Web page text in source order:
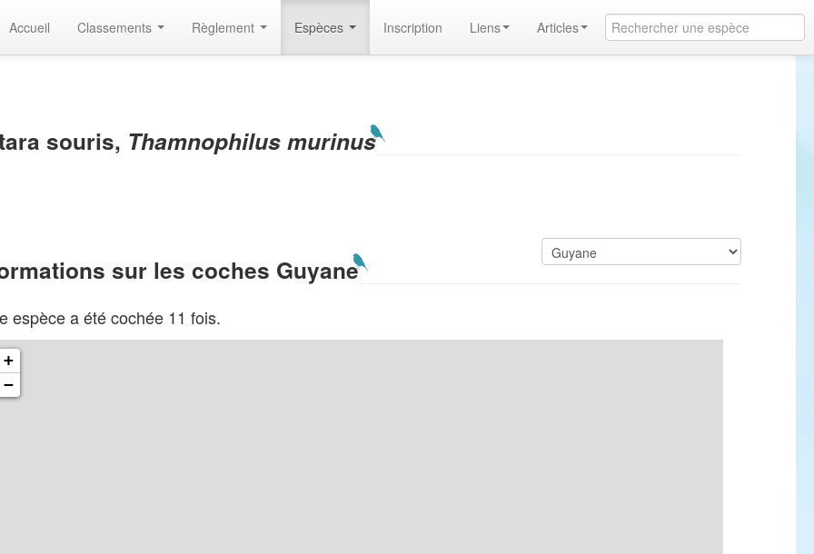
Accueil Classements Règlement Espèces Inscription Liens Articles
souris, Thamnophilus murinus
sur les coches Guyane
espèce a été cochée 11 fois.
+
−